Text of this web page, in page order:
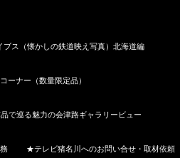
ス（懐かしの鉄道映え写真）北海道編
ナー（数量限定品）
巡る魅力の会津路ギャラリービュー
★テレビ猪名川へのお問い合せ・取材依頼